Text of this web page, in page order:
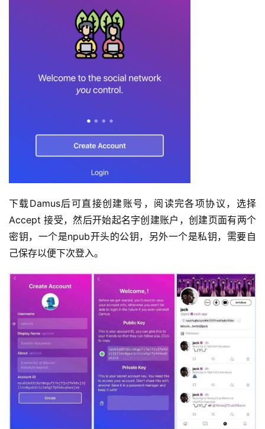
下载Damus后可直接创建账号，阅读完各项协议，选择
Accept 接受，然后开始起名字创建账户，创建页面有两个
密钥，一个是npub开头的公钥，另外一个是私钥，需要自
己保存以便下次登入。